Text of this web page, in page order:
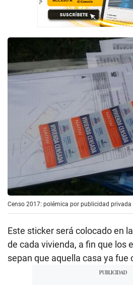
Censo 2017: polémica por publicidad privada
Este sticker será colocado en
de cada vivienda, a fin que los
sepan que aquella casa ya fue